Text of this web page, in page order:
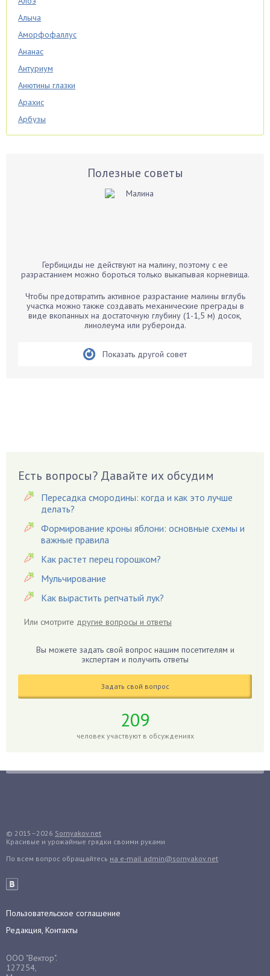
Алыча
Аморфофаллус
Ананас
Антуриум
Анютины глазки
Арахис
Арбузы
Аспарагус
Бархатцы
Белые грибы
Бирючина
Вишня
Вредители
Гардения
Гацания
Гвоздики
Георгины
Герань
Гиацинт
Гиппеаструм
Годжи
Голубика
Гуава
Гузмания
Дайкон
Дендробиум
Денежное дерево
Драцена
Полезные советы
Гербициды не действуют на малину, поэтому с ее
разрастанием можно бороться только выкапывая корневища.
Чтобы предотвратить активное разрастание малины вглубь
участка можно также создавать механические преграды в
виде вкопанных на достаточную глубину (1-1,5 м) досок,
линолеума или рубероида.
Показать другой совет
Есть вопросы? Давайте их обсудим
Пересадка смородины: когда и как это лучше
делать?
Формирование кроны яблони: основные схемы и
важные правила
Как растет перец горошком?
Мульчирование
Как вырастить репчатый лук?
Или смотрите другие вопросы и ответы
Вы можете задать свой вопрос нашим посетителям и
экспертам и получить ответы
Задать свой вопрос
209
человек участвуют в обсуждениях
© 2015–2026 Sornyakov.net
Красивые и урожайные грядки своими руками
По всем вопрос обращайтесь на e-mail admin@sornyakov.net
Пользовательское соглашение
Редакция, Контакты
ООО "Вектор".
127254,